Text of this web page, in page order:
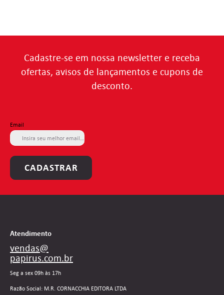
Cadastre-se em nossa newsletter e receba
ofertas, avisos de lançamentos e cupons de
desconto.
Email
CADASTRAR
Atendimento
vendas@
papirus.com.br
Seg a sex 09h às 17h
Razão Social: M.R. CORNACCHIA EDITORA LTDA